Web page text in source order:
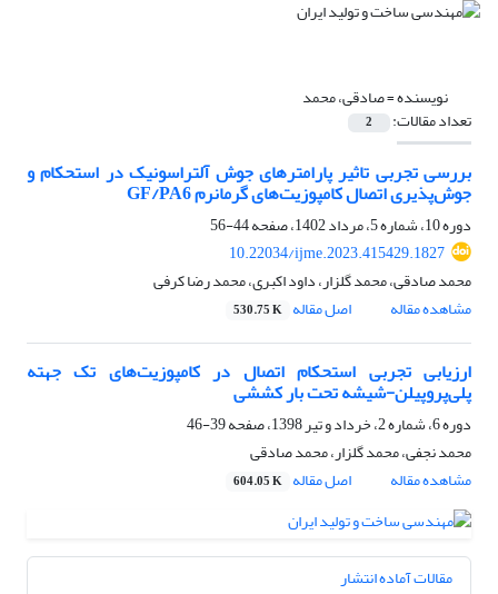
نویسنده =صادقی، محمد
تعداد مقالات: 2
بررسی تجربی تاثیر پارامترهای جوش آلتراسونیک در استحکام و
جوش‌پذیری اتصال کامپوزیت‌های گرمانرم GF/PA6
دوره 10، شماره 5، مرداد 1402، صفحه
44-56
10.22034/ijme.2023.415429.1827
محمد صادقی، محمد گلزار، داود اکبری، محمد رضا کرفی
مشاهده مقاله
اصل مقاله 530.75 K
ارزیابی تجربی استحکام اتصال در کامپوزیت‌های تک جهته
پلی‌پروپیلن-شیشه تحت بار کششی
دوره 6، شماره 2، خرداد و تیر 1398، صفحه
39-46
محمد نجفی، محمد گلزار، محمد صادقی
مشاهده مقاله
اصل مقاله 604.05 K
مقالات آماده انتشار